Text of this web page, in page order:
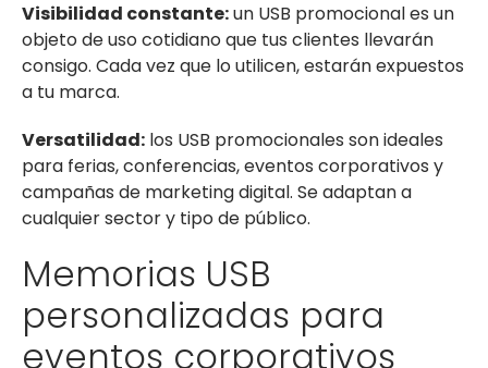
Visibilidad constante:un USB promocional es un
objeto de uso cotidiano que tus clientes llevarán
consigo. Cada vez que lo utilicen, estarán expuestos
a tu marca.
Versatilidad: los USB promocionales son ideales
para ferias, conferencias, eventos corporativos y
campañas de marketing digital. Se adaptan a
cualquier sector y tipo de público.
Memorias USB
personalizadas para
eventos corporativos